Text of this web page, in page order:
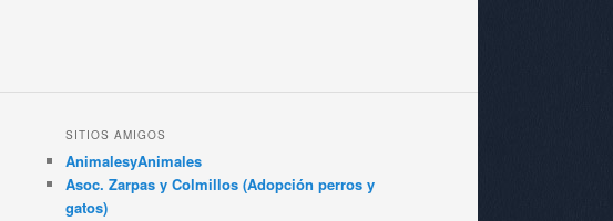
SITIOS AMIGOS
AnimalesyAnimales
Asoc. Zarpas y Colmillos (Adopción perros y
gatos)